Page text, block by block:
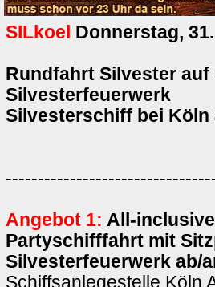
SILkoel Donnerstag,
Rundfahrt Silvester
Silvesterfeuerwerk
Silvesterschiff bei Köln
Angebot 1: All-
Partyschifffahrt mit
Silvesterfeuerwerk ab/
Schiffsanlegestelle Köln